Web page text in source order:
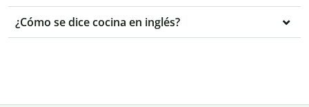
¿Cómo se dice cocina en inglés?